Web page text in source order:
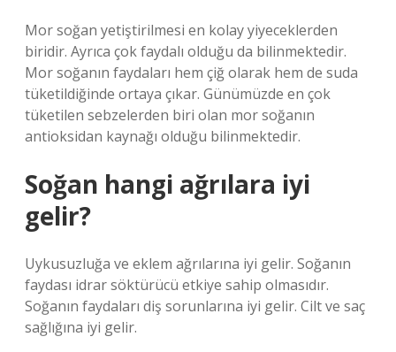
Mor soğan yetiştirilmesi en kolay yiyeceklerden
biridir. Ayrıca çok faydalı olduğu da bilinmektedir.
Mor soğanın faydaları hem çiğ olarak hem de suda
tüketildiğinde ortaya çıkar. Günümüzde en çok
tüketilen sebzelerden biri olan mor soğanın
antioksidan kaynağı olduğu bilinmektedir.
Soğan hangi ağrılara iyi
gelir?
Uykusuzluğa ve eklem ağrılarına iyi gelir. Soğanın
faydası idrar söktürücü etkiye sahip olmasıdır.
Soğanın faydaları diş sorunlarına iyi gelir. Cilt ve saç
sağlığına iyi gelir.